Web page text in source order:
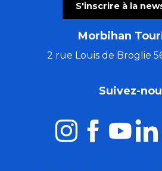
Atelier créatif avec Cécile
Morgan of Glencoe, chant &
Les Ateliers bois de l'été (5 à 7
Tournoi de jeu vidéo écran
Barbecue Guinguette
S'inscrire à la
Morbihan
2 rue Louis de Broglie
Suivez-